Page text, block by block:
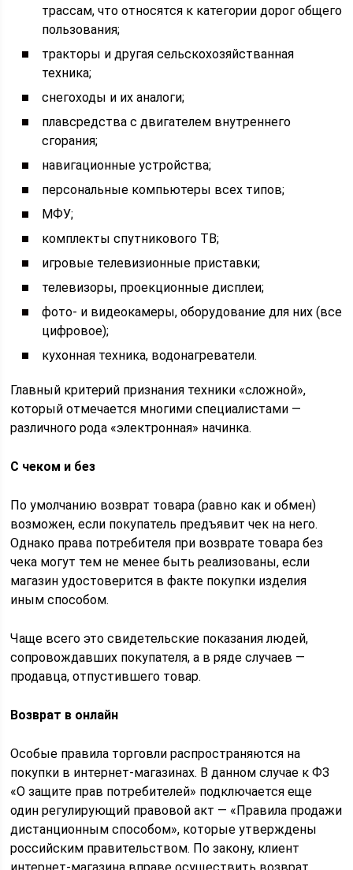
трассам, что относятся к категории дорог общего
пользования;
тракторы и другая сельскохозяйстванная
техника;
снегоходы и их аналоги;
плавсредства с двигателем внутреннего
сгорания;
навигационные устройства;
персональные компьютеры всех типов;
МФУ;
комплекты спутникового ТВ;
игровые телевизионные приставки;
телевизоры, проекционные дисплеи;
фото- и видеокамеры, оборудование для них (все
цифровое);
кухонная техника, водонагреватели.
Главный критерий признания техники «сложной»,
который отмечается многими специалистами —
различного рода «электронная» начинка.
С чеком и без
По умолчанию возврат товара (равно как и обмен)
возможен, если покупатель предъявит чек на него.
Однако права потребителя при возврате товара без
чека могут тем не менее быть реализованы, если
магазин удостоверится в факте покупки изделия
иным способом.
Чаще всего это свидетельские показания людей,
сопровождавших покупателя, а в ряде случаев —
продавца, отпустившего товар.
Возврат в онлайн
Особые правила торговли распространяются на
покупки в интернет-магазинах. В данном случае к ФЗ
«О защите прав потребителей» подключается еще
один регулирующий правовой акт — «Правила продажи
дистанционным способом», которые утверждены
российским правительством. По закону, клиент